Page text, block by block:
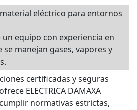
material eléctrico para entornos
un equipo con experiencia en
manejan gases, vapores y
certificadas y seguras
ELECTRICA DAMAXA
normativas estrictas,